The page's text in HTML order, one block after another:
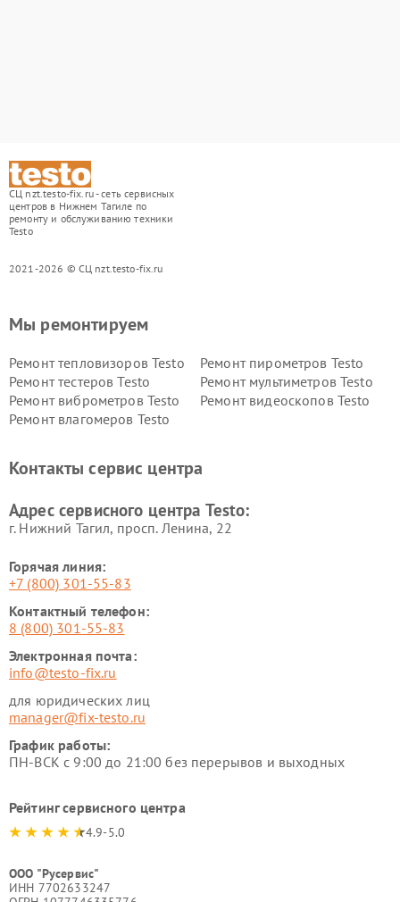
СЦ nzt.testo-fix.ru - сеть сервисных
центров в Нижнем Тагиле по
ремонту и обслуживанию техники
Testo
2021-2026 © СЦ nzt.testo-fix.ru
Мы ремонтируем
Ремонт тепловизоров Testo
Ремонт пирометров Testo
Ремонт тестеров Testo
Ремонт мультиметров Testo
Ремонт виброметров Testo
Ремонт видеоскопов Testo
Ремонт влагомеров Testo
Контакты сервис центра
Адрес сервисного центра Testo:
г. Нижний Тагил, просп. Ленина, 22
Горячая линия:
+7 (800) 301-55-83
Контактный телефон:
8 (800) 301-55-83
Электронная почта:
info@testo-fix.ru
для юридических лиц
manager@fix-testo.ru
График работы:
ПН-ВСК с 9:00 до 21:00 без перерывов и выходных
Рейтинг сервисного центра
4.9-5.0
ООО "Русервис"
ИНН 7702633247